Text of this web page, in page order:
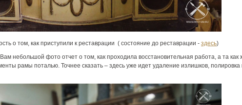
о том, как приступили к реставрации ( состояние до реставрации - здесь)
небольшой фото отчет о том, как проходила восстановительная работа, а та как
рамы поталью. Точнее сказать – здесь уже идет удаление излишков, полировка